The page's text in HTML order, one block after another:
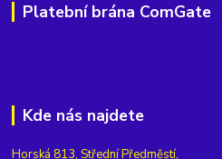
Platební brána ComGate
Kde nás najdete
Horská 813, Střední Předměstí,